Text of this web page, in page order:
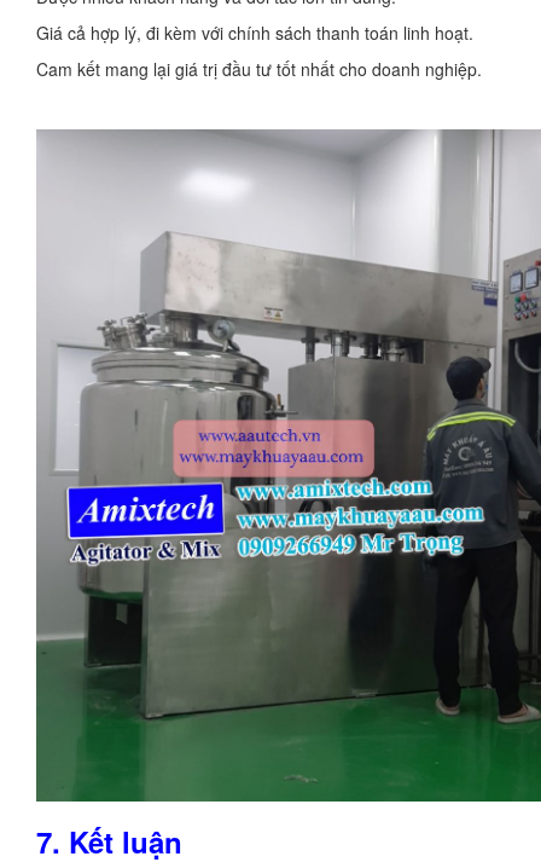
Giá cả hợp lý, đi kèm với chính sách thanh toán linh hoạt.
Cam kết mang lại giá trị đầu tư tốt nhất cho doanh nghiệp.
7. Kết luận